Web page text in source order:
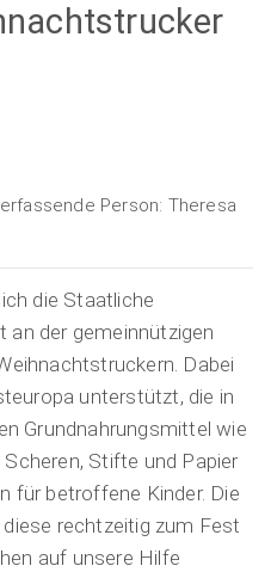
Person: Theresa
die Staatliche
der gemeinnützigen
Dabei
unterstützt, die in
Grundnahrungsmittel wie
Stifte und Papier
für betroffene Kinder. Die
diese rechtzeitig zum Fest
auf unsere Hilfe